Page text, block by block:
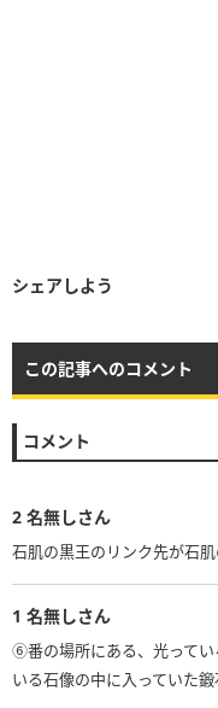
シェアしよう
この記事へのコメント
コメント
2 名無しさん
石肌の黒王のリンク先が石
1 名無しさん
⑥番の場所にある、光って
いる石像の中に入っていた